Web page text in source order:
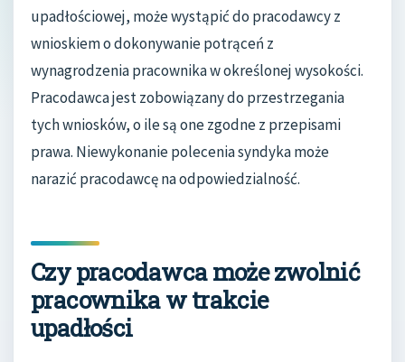
upadłościowej, może wystąpić do pracodawcy z
wnioskiem o dokonywanie potrąceń z
wynagrodzenia pracownika w określonej wysokości.
Pracodawca jest zobowiązany do przestrzegania
tych wniosków, o ile są one zgodne z przepisami
prawa. Niewykonanie polecenia syndyka może
narazić pracodawcę na odpowiedzialność.
Czy pracodawca może zwolnić
pracownika w trakcie
upadłości